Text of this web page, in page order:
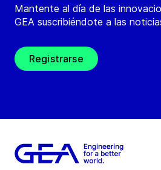
Mantente al día de las
GEA suscribiéndote a las
Registrarse